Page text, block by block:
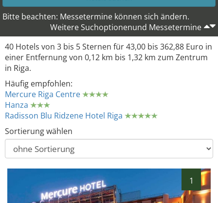
Bitte beachten: Messetermine können sich ändern.
Weitere Suchoptionenund Messetermine
40 Hotels von 3 bis 5 Sternen für 43,00 bis 362,88 Euro in
einer Entfernung von 0,12 km bis 1,32 km zum Zentrum
in Riga.
Häufig empfohlen:
Mercure Riga Centre
Hanza
Radisson Blu Ridzene Hotel Riga
Sortierung wählen
1